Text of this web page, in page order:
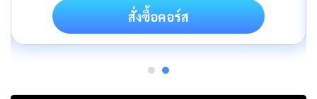
สั่งซื้อคอร์ส